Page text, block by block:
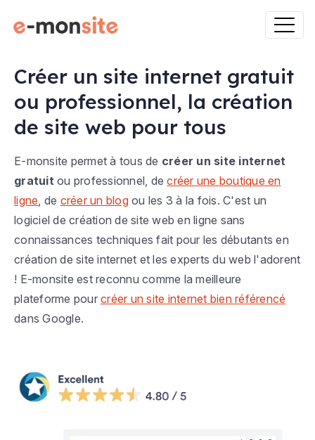
Créer un site internet gratuit
ou professionnel, la création
de site web pour tous
E-monsite permet à tous de créer un site internet
gratuit ou professionnel, decréer une boutique en
ligne , de créer un blogou les 3 à la fois. C'est un
logiciel de création de site web en ligne sans
connaissances techniques fait pour les débutants en
création de site internet et les experts du web l'adorent
! E-monsite est reconnu comme la meilleure
plateforme pour créer un site internet bien référencé
dans Google.